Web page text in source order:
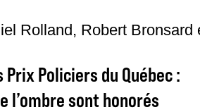
Rolland, Robert Bronsard
P​rix Policiers du Québec :
l’ombre sont honorés​